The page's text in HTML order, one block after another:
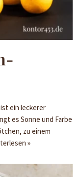
ein leckerer
es Sonne und Farbe
zu einem
»